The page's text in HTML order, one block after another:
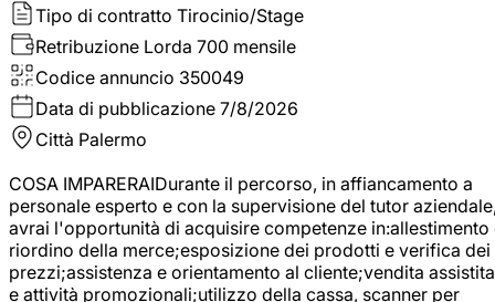
Tipo di contratto Tirocinio/Stage
Retribuzione Lorda 700 mensile
Codice annuncio 350049
Data di pubblicazione 7/8/2026
Città Palermo
COSA IMPARERAIDurante il percorso, in affiancamento a
personale esperto e con la supervisione del tutor
avrai l'opportunità di acquisire competenze in:allestimento
riordino della merce;esposizione dei prodotti e verifica dei
prezzi;assistenza e orientamento al cliente;vendita assistita
e attività promozionali;utilizzo della cassa, scanner per